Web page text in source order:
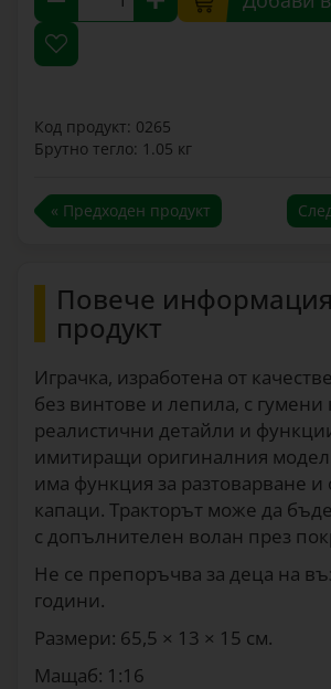
Код продукт: 0265
Брутно тегло: 1.05 кг
« Предходен продукт
Повече
продукт
Играчка, изработена от
без винтове и лепила, с гумени
реалистични детайли и
имитиращи оригиналния
има функция за разтоварване
капаци. Тракторът може да
с допълнителен волан през
Не се препоръчва за деца на
години.
Размери: 65,5 × 13 × 15 см.
Мащаб: 1:16